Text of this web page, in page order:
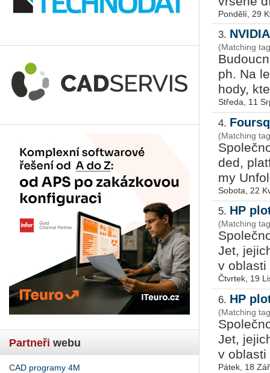
Partneři webu
CAD programy 4M
Pondělí, 29
3.
(Matching
ph. Na
ho­dy,
Středa, 11
4.
(Matching
ded,
my
Sobota, 22
5. HP
(Matching
Jet,
v ob­las­ti
Čtvrtek, 19
6. HP
(Matching
Jet,
v ob­las­ti
Pátek, 18